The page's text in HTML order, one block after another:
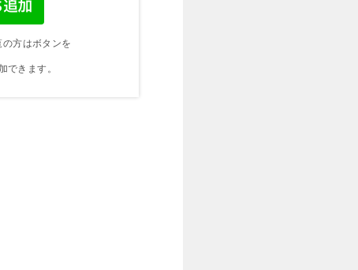
方はボタンを
できます。